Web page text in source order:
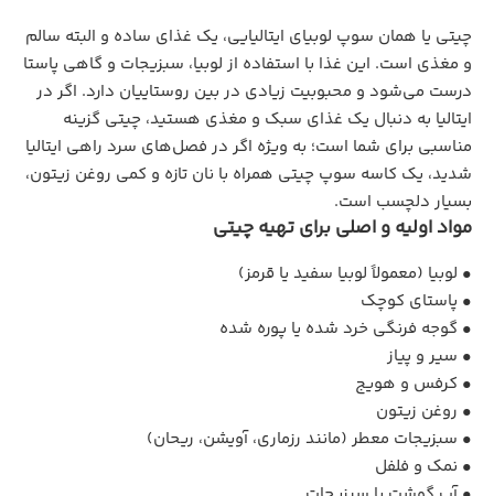
چیتی یا همان سوپ لوبیای ایتالیایی، یک غذای ساده و البته سالم
و مغذی است. این غذا با استفاده از لوبیا، سبزیجات و گاهی پاستا
درست می‌شود و محبوبیت زیادی در بین روستاییان دارد. اگر در
ایتالیا به دنبال یک غذای سبک و مغذی هستید، چیتی گزینه
مناسبی برای شما است؛ به ویژه اگر در فصل‌های سرد راهی ایتالیا
شدید، یک کاسه سوپ چیتی همراه با نان تازه و کمی روغن زیتون،
بسیار دلچسب است.
مواد اولیه و اصلی برای تهیه چیتی
• لوبیا (معمولاً لوبیا سفید یا قرمز)
• پاستای کوچک
• گوجه‌ فرنگی خرد شده یا پوره‌ شده
• سیر و پیاز
• کرفس و هویج
• روغن زیتون
• سبزیجات معطر (مانند رزماری، آویشن، ریحان)
• نمک و فلفل